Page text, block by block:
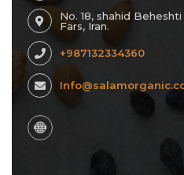
No. 18, shahid
Fars, Iran.
+987132334360